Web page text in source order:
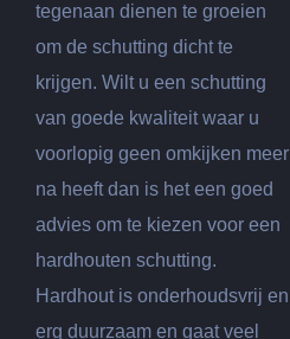
tegenaan dienen te groeien
om de schutting dicht te
krijgen. Wilt u een schutting
van goede kwaliteit waar u
voorlopig geen omkijken meer
na heeft dan is het een goed
advies om te kiezen voor een
hardhouten schutting.
Hardhout is onderhoudsvrij en
erg duurzaam en gaat veel